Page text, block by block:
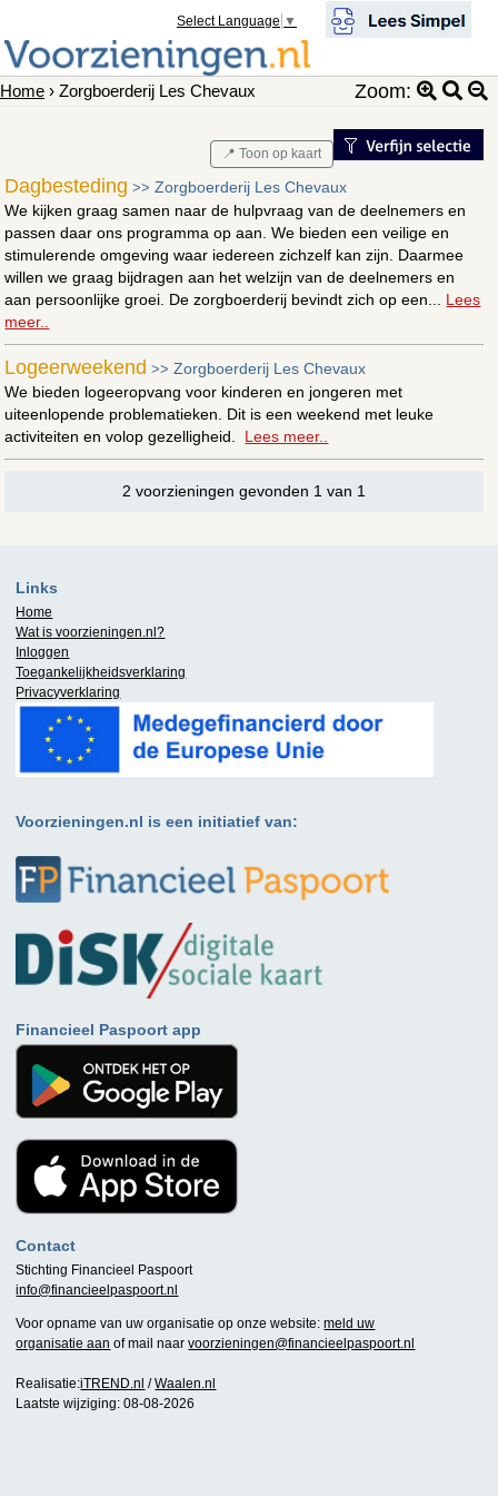
Select Language ▼
Home › Zorgboerderij Les Chevaux Zoom:
📍 Toon op kaart
Dagbesteding >>Zorgboerderij Les Chevaux
We kijken graag samen naar de hulpvraag van de deelnemers en
passen daar ons programma op aan. We bieden een veilige en
stimulerende omgeving waar iedereen zichzelf kan zijn. Daarmee
willen we graag bijdragen aan het welzijn van de deelnemers en
aan persoonlijke groei. De zorgboerderij bevindt zich op een... Lees
meer..
Logeerweekend >>Zorgboerderij Les Chevaux
We bieden logeeropvang voor kinderen en jongeren met
uiteenlopende problematieken. Dit is een weekend met leuke
activiteiten en volop gezelligheid. Lees meer..
2 voorzieningen gevonden 1 van 1
Links
Home
Wat is voorzieningen.nl?
Inloggen
Toegankelijkheidsverklaring
Privacyverklaring
Voorzieningen.nl is een initiatief van:
Financieel Paspoort app
Contact
Stichting Financieel Paspoort
info@financieelpaspoort.nl
Voor opname van uw organisatie op onze website:meld uw
organisatie aan of mail naarvoorzieningen@financieelpaspoort.nl
Realisatie:iTREND.nl /Waalen.nl
Laatste wijziging: 08-08-2026